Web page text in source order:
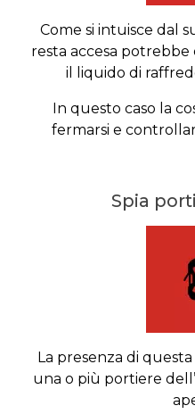
Come si intuisce dal
resta accesa
il liquido di
In questo caso la
fermarsi e
Spia
La presenza di
una o più portiere